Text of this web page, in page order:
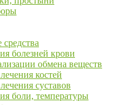
болезней крови
обмена веществ
костей
суставов
боли, температуры